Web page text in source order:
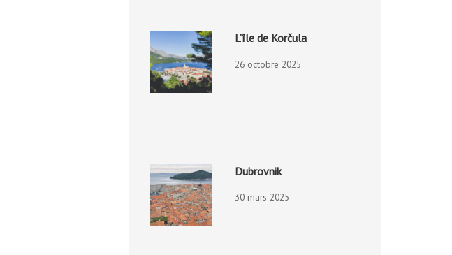
L’île de Korčula
26 octobre 2025
Dubrovnik
30 mars 2025